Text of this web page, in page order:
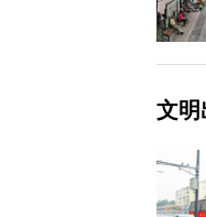
文明